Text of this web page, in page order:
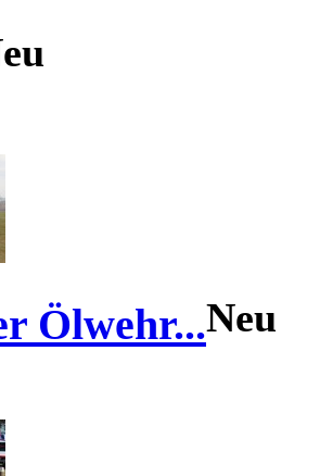
Ölwehr...Neu